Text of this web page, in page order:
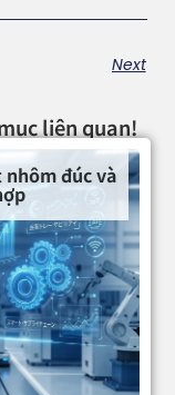
Next
liên quan!
đúc và